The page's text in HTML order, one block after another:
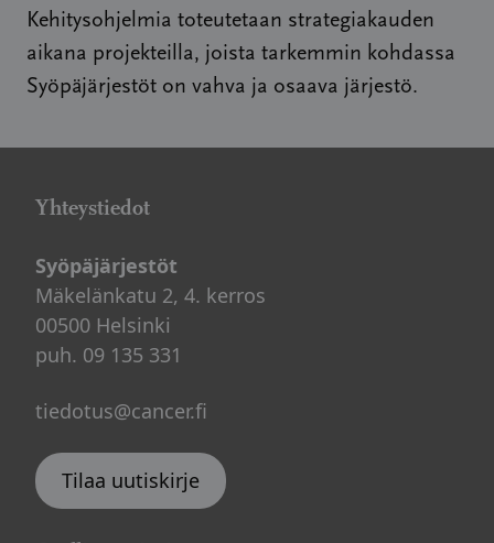
Kehitysohjelmia toteutetaan strategiakauden
aikana projekteilla, joista tarkemmin kohdassa
Syöpäjärjestöt on vahva ja osaava järjestö.
Yhteystiedot
Syöpäjärjestöt
Mäkelänkatu 2, 4. kerros
00500 Helsinki
puh. 09 135 331
tiedotus@cancer.fi
Tilaa uutiskirje